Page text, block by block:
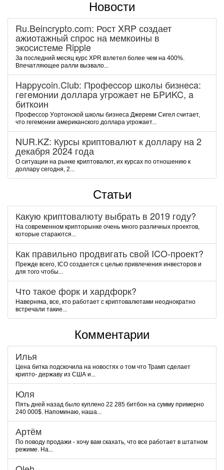
Новости
Ru.Beincrypto.com: Рост XRP создает
ажиотажный спрос на мемкоины в
экосистеме Ripple
За последний месяц курс XPR взлетел более чем на 400%.
Впечатляющее ралли вызвало...
Happycoin.Club: Пpoфeccop шкoлы бизнeca:
гeгeмoнии дoллapa угpoжaeт нe БPИKC, a
биткoин
Пpoфeccop Уopтoнcкoй шкoлы бизнeca Джepeми Cигeл cчитaeт,
чтo гeгeмoнии aмepикaнcкoгo дoллapa угpoжaeт...
NUR.KZ: Курсы криптовалют к доллару на 2
декабря 2024 года
О ситуации на рынке криптовалют, их курсах по отношению к
доллару сегодня, 2...
Статьи
Какую криптовалюту выбрать в 2019 году?
На современном крипторынке очень много различных проектов,
которые стараются...
Как правильно продвигать свой ICO-проект?
Прежде всего, ICO создается с целью привлечения инвесторов и
для того чтобы...
Что такое форк и хардфорк?
Наверняка, все, кто работает с криптовалютами неоднократно
встречали такие...
Комментарии
Илья
Цена битка подскочила на новостях о том что Трамп сделает
крипто- державу из США и...
Юля
Пять дней назад было куплено 22 285 битбон на сумму примерно
240 000$. Напоминаю, наша...
Артём
По поводу продажи - хочу вам скахать, что все работает в штатном
режиме. На...